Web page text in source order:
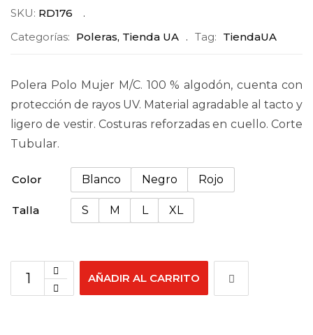
SKU: RD176
Categorías: Poleras, Tienda UA Tag: TiendaUA
Polera Polo Mujer M/C. 100 % algodón, cuenta con
protección de rayos UV. Material agradable al tacto y
ligero de vestir. Costuras reforzadas en cuello. Corte
Tubular.
Color Blanco Negro Rojo
Talla S M L XL
AÑADIR AL CARRITO